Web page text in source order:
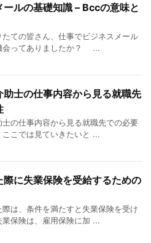
ールの基礎知識 – Bccの意味と
ての皆さん、仕事でビジネスメール
会ってありましたか？ ...
助士の仕事内容から見る就職先
の仕事内容から見る就職先での必要
ここでは見ていきたいと ...
際に失業保険を受給するための
は、条件を満たすと失業保険を受け
業保険は、雇用保険に加 ...